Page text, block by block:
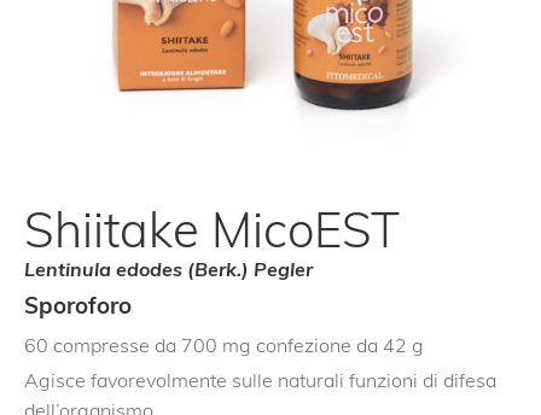
Shiitake MicoEST
Lentinula edodes (Berk.) Pegler
Sporoforo
60 compresse da 700 mg confezione da 42 g
Agisce favorevolmente sulle naturali funzioni di difesa
dell’organismo.